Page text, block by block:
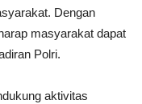
Dengan
masyarakat dapat
Polri.
aktivitas